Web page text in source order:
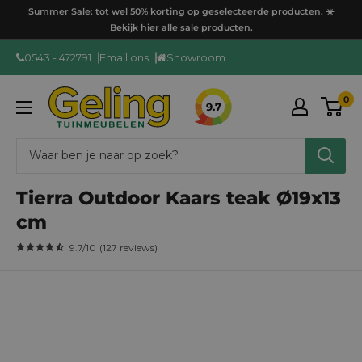
Summer Sale: tot wel 50% korting op geselecteerde producten. ☀️
Bekijk hier alle sale producten.
0543 - 472791 Email ons Showroom
GelingTuinmeubelen
9.7
0
Tierra Outdoor Kaars teak Ø19x13
cm
9.7/10 (127 reviews)